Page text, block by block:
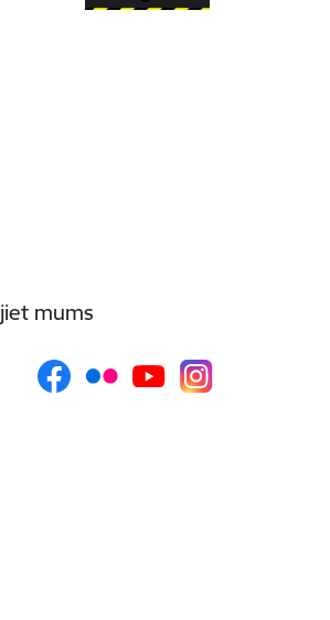
mums